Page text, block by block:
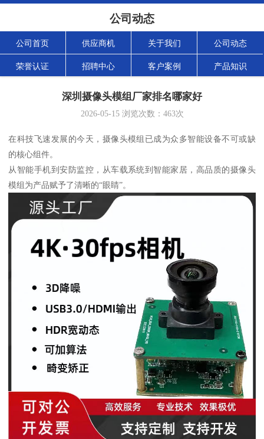
公司动态
公司首页 供应商机 关于我们 公司动态
荣誉认证 招聘中心 客户案例 产品知识
深圳摄像头模组厂家排名哪家好
2026-05-15浏览次数： 463次
在科技飞速发展的今天，摄像头模组已成为众多智能设备不可或缺
的核心组件。
从智能手机到安防监控，从车载系统到智能家居，高品质的摄像头
模组为产品赋予了清晰的“眼睛”。